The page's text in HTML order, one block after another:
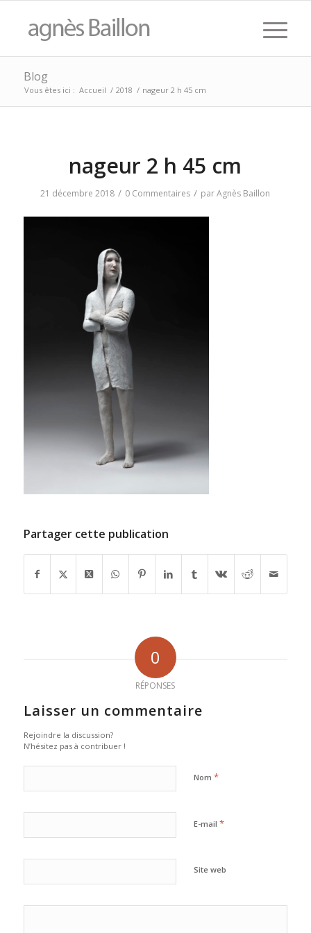
Blog
Vous êtes ici : Accueil / 2018 / nageur 2 h 45 cm
nageur 2 h 45 cm
21 décembre 2018 / 0 Commentaires / parAgnès Baillon
Partager cette publication
0
RÉPONSES
Laisser un commentaire
Rejoindre la discussion?
N’hésitez pas à contribuer !
Nom *
E-mail *
Site web